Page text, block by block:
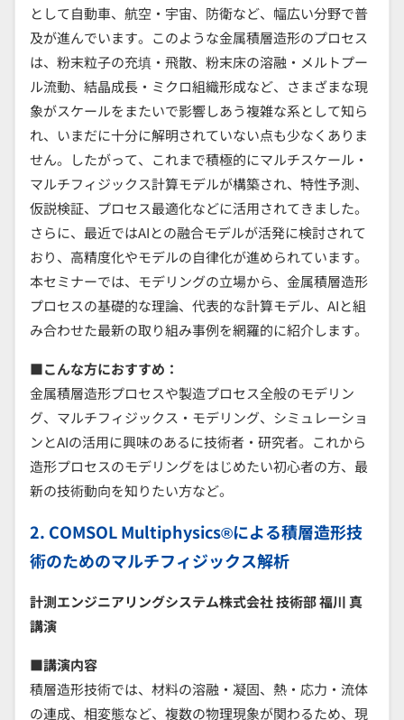
として自動車、航空・宇宙、防衛など、幅広い分野で普
及が進んでいます。このような金属積層造形のプロセス
は、粉末粒子の充填・飛散、粉末床の溶融・メルトプー
ル流動、結晶成長・ミクロ組織形成など、さまざまな現
象がスケールをまたいで影響しあう複雑な系として知ら
れ、いまだに十分に解明されていない点も少なくありま
せん。したがって、これまで積極的にマルチスケール・
マルチフィジックス計算モデルが構築され、特性予測、
仮説検証、プロセス最適化などに活用されてきました。
さらに、最近ではAIとの融合モデルが活発に検討されて
おり、高精度化やモデルの自律化が進められています。
本セミナーでは、モデリングの立場から、金属積層造形
プロセスの基礎的な理論、代表的な計算モデル、AIと組
み合わせた最新の取り組み事例を網羅的に紹介します。
■こんな方におすすめ：
金属積層造形プロセスや製造プロセス全般のモデリン
グ、マルチフィジックス・モデリング、シミュレーショ
ンとAIの活用に興味のあるに技術者・研究者。これから
造形プロセスのモデリングをはじめたい初心者の方、最
新の技術動向を知りたい方など。
2. COMSOL Multiphysics®による積層造形技
術のためのマルチフィジックス解析
計測エンジニアリングシステム株式会社 技術部 福川 真
講演
■講演内容
積層造形技術では、材料の溶融・凝固、熱・応力・流体
の連成、相変態など、複数の物理現象が関わるため、現